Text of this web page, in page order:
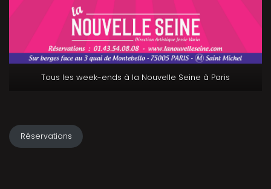
Tous les week-ends à la Nouvelle Seine à Paris
Réservations